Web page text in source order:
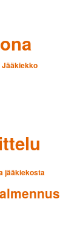
Jääkiekko
jääkiekosta